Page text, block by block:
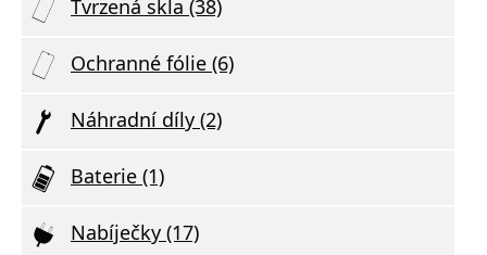
Tvrzená skla (38)
Ochranné fólie (6)
Náhradní díly (2)
Baterie (1)
Nabíječky (17)